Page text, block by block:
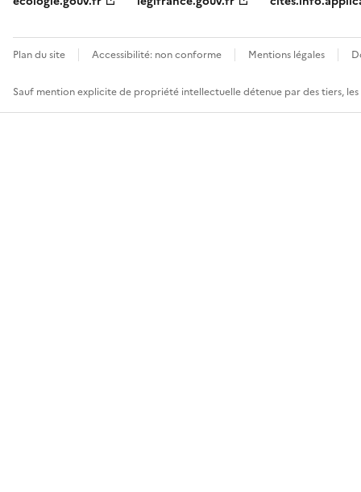
Plan du site Accessibilité: non conforme Mentions légales
Sauf mention explicite de propriété intellectuelle détenue par des tiers,